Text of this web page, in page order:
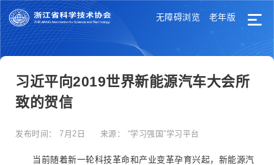
无障碍浏览 老年版
习近平向2019世界新能源汽车大会所
致的贺信
发布时间： 7月2日 来源： “学习强国”学习平台
当前随着新一轮科技革命和产业变革孕育兴起，新能源汽